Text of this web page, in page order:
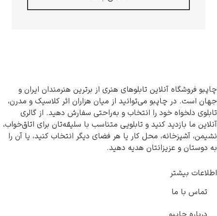
فروشگاه آنلاین تابلوهای هنری از برترین هنرمندان ایران و
است. در چاپبو می‌توانید از میان هزاران اثر کلاسیک و مدرن،
دلخواه خود را انتخاب و به‌راحتی سفارش دهید. از گالری
ما بازدید کنید و تابلویی متناسب با سلیقه‌تان برای اتاق‌خواب،
آشپزخانه، محل کار یا هر فضای دیگر انتخاب کنید، یا آن را
دوستان و عزیزانتان هدیه دهید.
بیشتر
تماس با ما